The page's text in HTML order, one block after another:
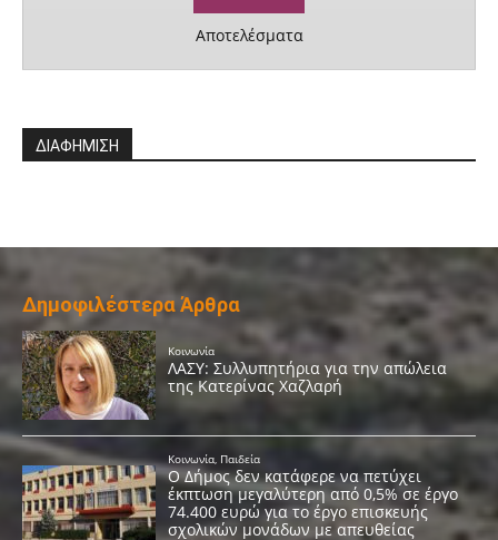
Αποτελέσματα
ΔΙΑΦΗΜΙΣΗ
Δημοφιλέστερα Άρθρα